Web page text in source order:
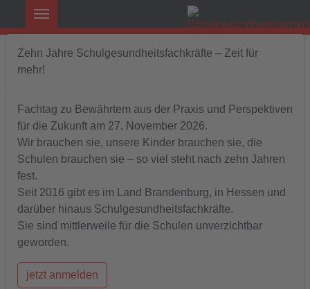
Logo Schulgesundheitsfachkraft
Hessen feiert seine neuen
"Schulkrankenschwestern" – und
Brandenburg so?
Zehn Jahre Schulgesundheitsfachkräfte – Zeit für
mehr!
Fachtag zu Bewährtem aus der Praxis und Perspektiven
für die Zukunft am 27. November 2026.
Wir brauchen sie, unsere Kinder brauchen sie, die
Schulen brauchen sie – so viel steht nach zehn Jahren
fest.
Seit 2016 gibt es im Land Brandenburg, in Hessen und
darüber hinaus Schulgesundheitsfachkräfte.
Sie sind mittlerweile für die Schulen unverzichtbar
geworden.
jetzt anmelden